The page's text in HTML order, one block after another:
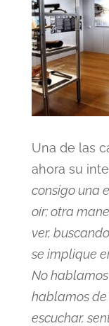
Una de las
ahora su
consigo una
oír; otra
ver,
se implique
No hablamos
hablamos de
escuchar,